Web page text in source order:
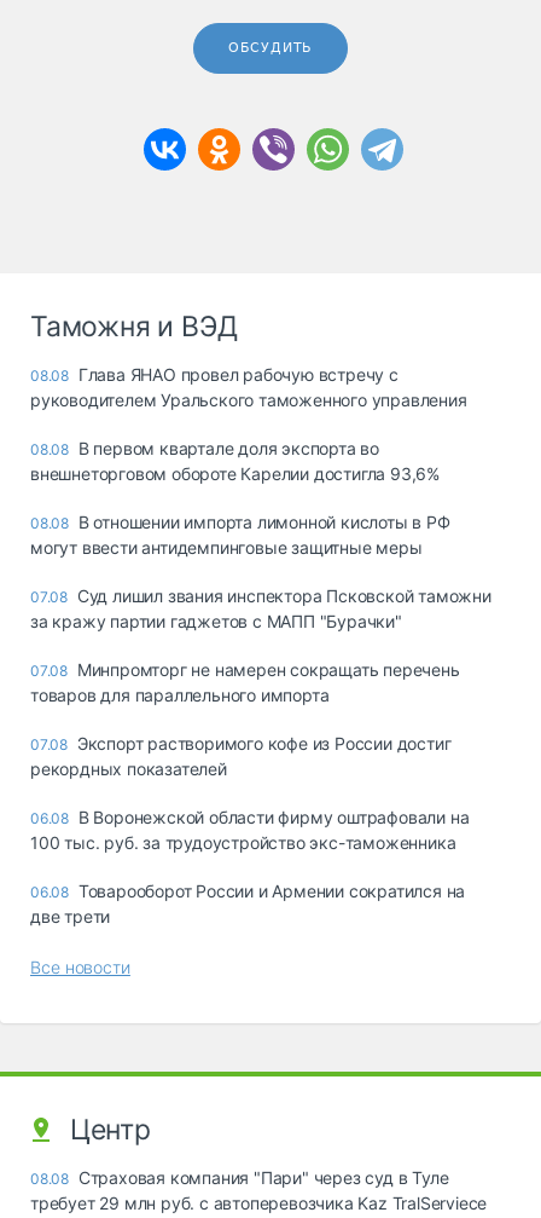
ОБСУДИТЬ
Таможня и ВЭД
08.08 Глава ЯНАО провел рабочую встречу с
руководителем Уральского таможенного управления
08.08 В первом квартале доля экспорта во
внешнеторговом обороте Карелии достигла 93,6%
08.08 В отношении импорта лимонной кислоты в РФ
могут ввести антидемпинговые защитные меры
07.08 Суд лишил звания инспектора Псковской таможни
за кражу партии гаджетов с МАПП "Бурачки"
07.08 Минпромторг не намерен сокращать перечень
товаров для параллельного импорта
07.08 Экспорт растворимого кофе из России достиг
рекордных показателей
06.08 В Воронежской области фирму оштрафовали на
100 тыс. руб. за трудоустройство экс-таможенника
06.08 Товарооборот России и Армении сократился на
две трети
Все новости
Центр
08.08 Страховая компания "Пари" через суд в Туле
требует 29 млн руб. с автоперевозчика Kaz TralServiece